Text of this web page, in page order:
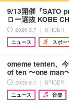
9/13開催『SATO
ロー選抜 KOBE
2026.8.7 ｜ SPICER
ニュース
スポー
omeme tenten、
of ten 〜one man
2026.8.7 ｜ SPICER
ニュース
音楽